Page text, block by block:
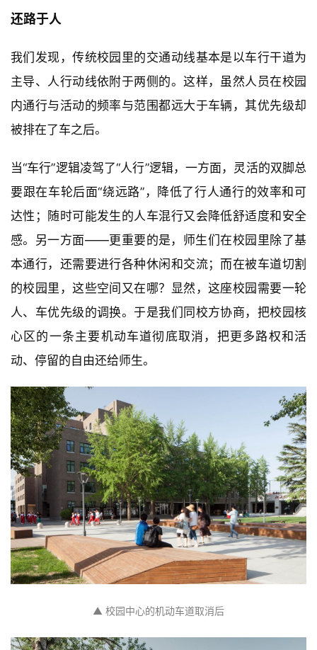
还路于人
我们发现，传统校园里的交通动线基本是以车行干道为
主导、人行动线依附于两侧的。这样，虽然人员在校园
内通行与活动的频率与范围都远大于车辆，其优先级却
被排在了车之后。
当“车行”逻辑凌驾了“人行”逻辑，一方面，灵活的双脚总
要跟在车轮后面“绕远路”，降低了行人通行的效率和可
达性；随时可能发生的人车混行又会降低舒适度和安全
感。另一方面——更重要的是，师生们在校园里除了基
本通行，还需要进行各种休闲和交流；而在被车道切割
的校园里，这些空间又在哪？显然，这座校园需要一轮
人、车优先级的调换。于是我们同校方协商，把校园核
心区的一条主要机动车道彻底取消，把更多路权和活
动、停留的自由还给师生。
▲ 校园中心的机动车道取消后